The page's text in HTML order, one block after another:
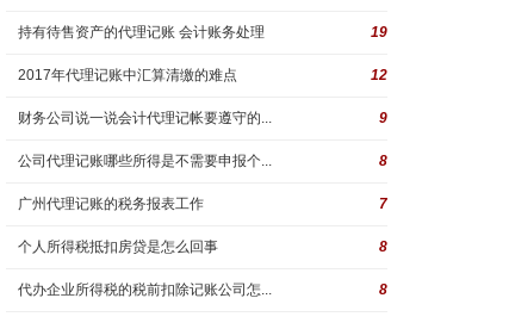
持有待售资产的代理记账 会计账务处理 19
2017年代理记账中汇算清缴的难点 12
财务公司说一说会计代理记帐要遵守的... 9
公司代理记账哪些所得是不需要申报个... 8
广州代理记账的税务报表工作 7
个人所得税抵扣房贷是怎么回事 8
代办企业所得税的税前扣除记账公司怎... 8